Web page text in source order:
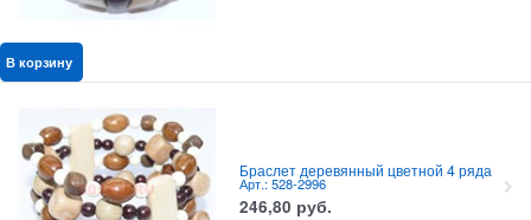
В корзину
Браслет деревянный цветной 4 ряда
Арт.: 528-2996
246,80 руб.